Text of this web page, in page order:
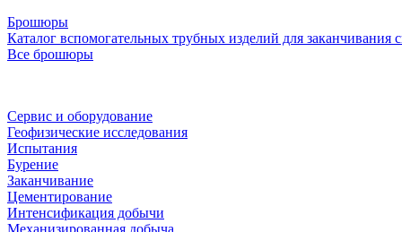
Брошюры
Каталог вспомогательных трубных изделий для заканчивания
Все брошюры
Сервис и оборудование
Геофизические исследования
Испытания
Бурение
Заканчивание
Цементирование
Интенсификация добычи
Механизированная добыча